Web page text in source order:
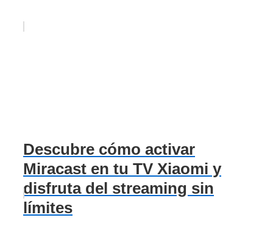
Descubre cómo activar
Miracast en tu TV Xiaomi y
disfruta del streaming sin
límites